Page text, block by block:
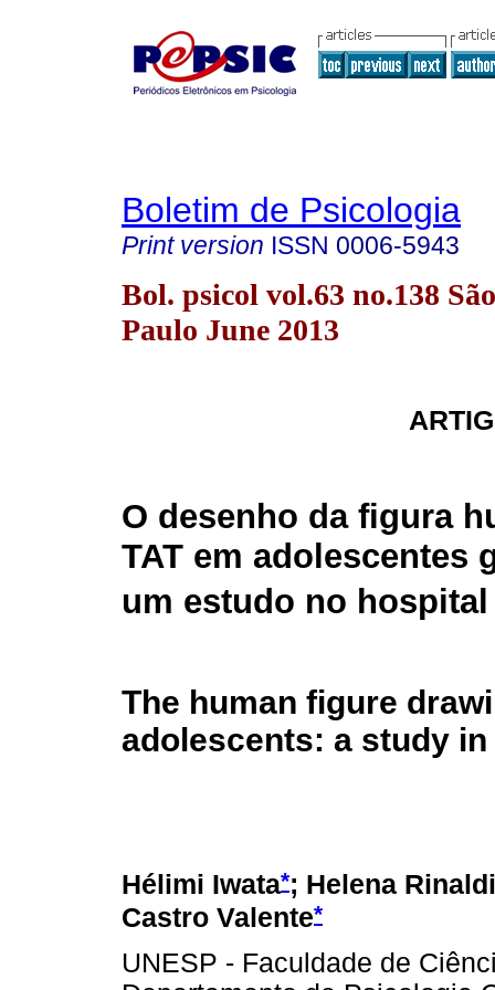
Boletim de Psicologia
Print version ISSN 0006-5943
Bol. psicol vol.63 no.138 São
Paulo June 2013
O desenho da figura
TAT em adolescentes
um estudo no
The human figure
adolescents: a study
Hélimi Iwata*; Helena
Castro Valente*
UNESP - Faculdade de